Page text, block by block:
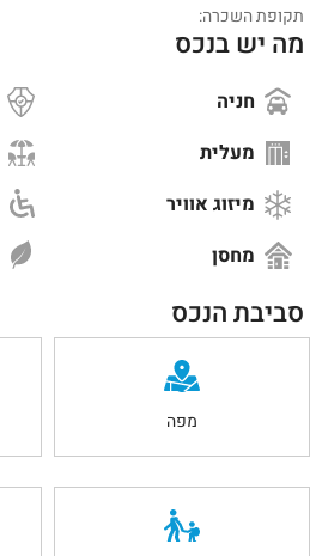
תקופת השכרה:
מה יש בנכס
חניה
מעלית
מיזוג אוויר
מחסן
סביבת הנכס
מפה